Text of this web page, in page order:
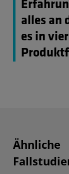
alles an
es in
Ähnliche